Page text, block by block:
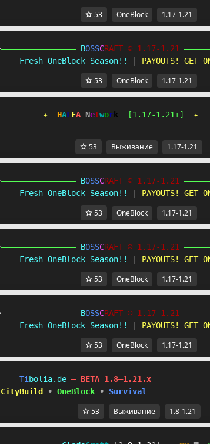
53 OneBlock 1.17-1.21
BOSSCRAFT ☺ 1.17-1.21
Fresh OneBlock Season!!
PAYOUTS! GET
53 OneBlock 1.17-1.21
✦ HAL EA Network [1.17-1.21+]
53 Выживание 1.17-1.21
BOSSCRAFT ☺ 1.17-1.21
Fresh OneBlock Season!!
PAYOUTS! GET
53 OneBlock 1.17-1.21
BOSSCRAFT ☺ 1.17-1.21
Fresh OneBlock Season!!
PAYOUTS! GET
53 OneBlock 1.17-1.21
BOSSCRAFT ☺ 1.17-1.21
Fresh OneBlock Season!!
PAYOUTS! GET
53 OneBlock 1.17-1.21
Ti bol i a. de – BETA 1.8–1.21.x
CityBuild
• OneBlock • Survival
53 Выживание 1.8-1.21